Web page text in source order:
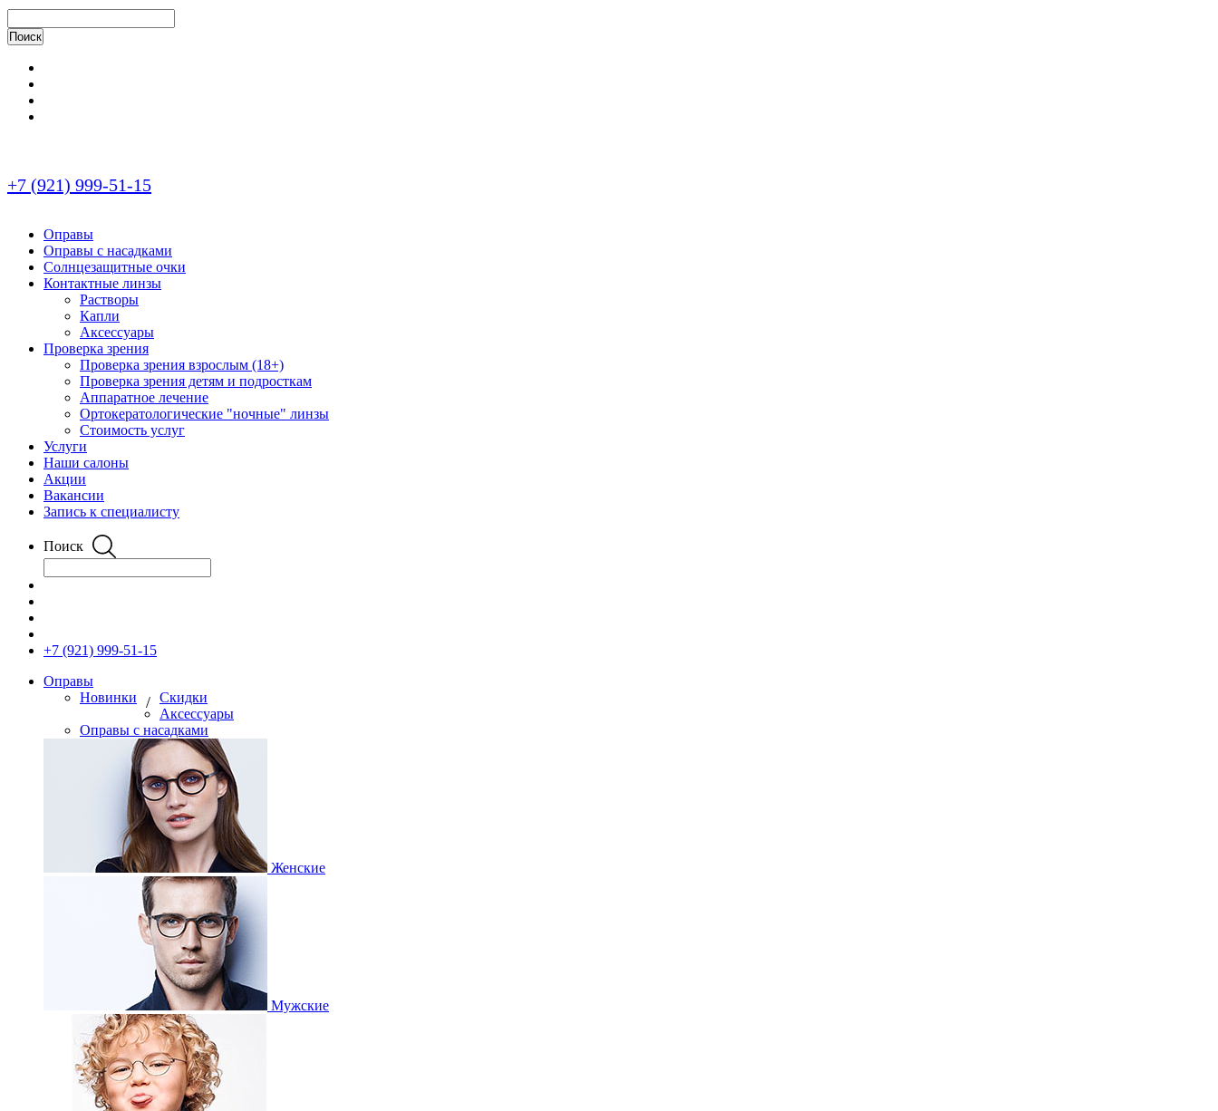
+7 (921) 999-51-15
Оправы
Оправы с насадками
Солнцезащитные очки
Контактные линзы
Растворы
Капли
Аксессуары
Проверка зрения
Проверка зрения взрослым (18+)
Проверка зрения детям и подросткам
Аппаратное лечение
Ортокератологические "ночные" линзы
Стоимость услуг
Услуги
Наши салоны
Акции
Вакансии
Запись к специалисту
Поиск
+7 (921) 999-51-15
Оправы
Новинки
/ Скидки
Аксессуары
Оправы с насадками
Женские
Мужские